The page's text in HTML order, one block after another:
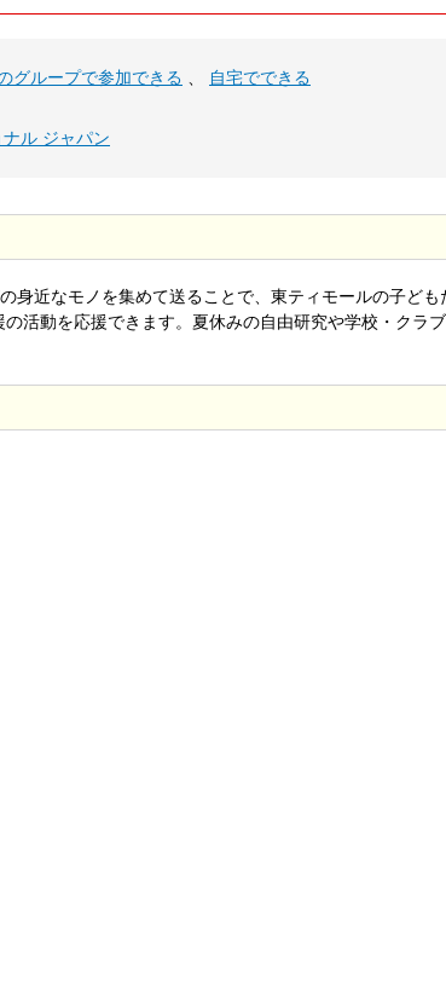
グループで参加できる
自宅でできる
ル ジャパン
身近なモノを集めて送ることで、東ティモールの子ども
活動を応援できます。夏休みの自由研究や学校・クラ